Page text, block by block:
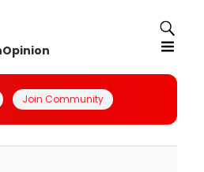
Opinion
Join Community